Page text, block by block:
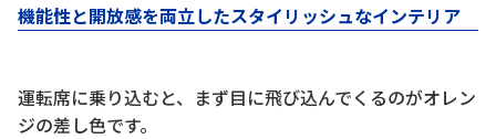
機能性と開放感を両立したスタイリッシュなインテリア
運転席に乗り込むと、まず目に飛び込んでくるのがオレン
ジの差し色です。